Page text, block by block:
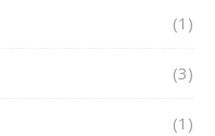
(1)
(3)
(1)